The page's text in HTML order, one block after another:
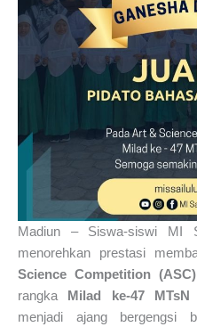
Madiun – Siswa-siswi MI
menorehkan prestasi
Science Competition (ASC)
rangka Milad ke-47
menjadi ajang bergengsi